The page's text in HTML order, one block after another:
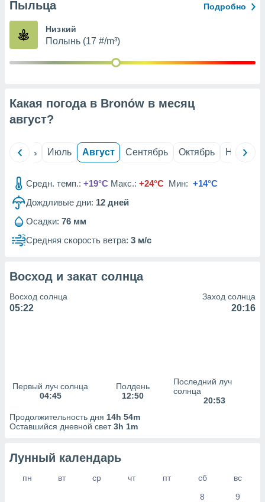
из
рекламы
сведения
наших 1199
Пыльца Подробно
Низкий
Полынь (17 #/m³)
Какая погода в Bronów в месяц
август?
Июнь Июль Август Сентябрь Октябрь Ноябрь
Средн. темп.: +19°C Макс.: +24°C Мин: +14°C
Дождливые дни: 12 дней
Осадки: 76 мм
Средняя скорость ветра: 3 м/с
Восход и закат солнца
Восход солнца
05:22
Заход солнца
20:16
Первый луч солнца
04:45
Полдень
12:50
Последний луч
солнца
20:53
Продолжительность дня 14h 54m
Оставшийся дневной свет3h 1m
Лунный календарь
пн вт ср чт пт сб
вс
8
9